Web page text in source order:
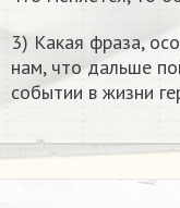
3) Какая фраза,
нам, что дальше
событии в жизни